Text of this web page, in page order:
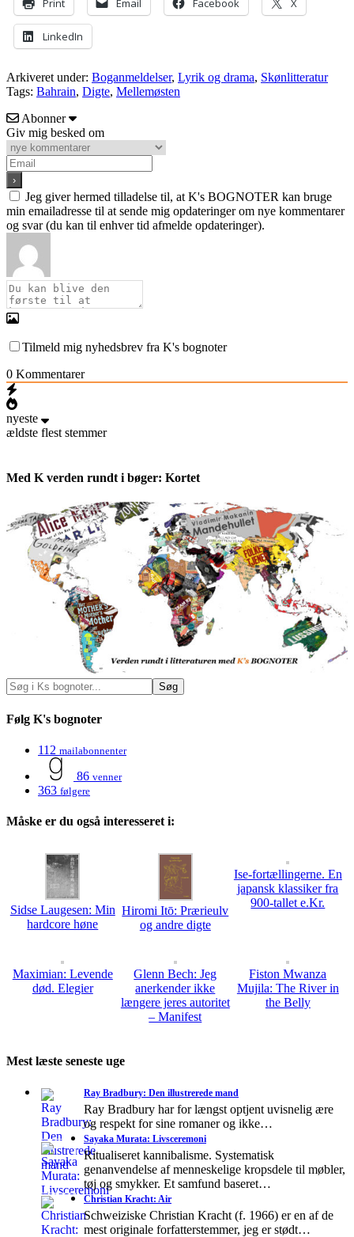
Print Email Facebook X
LinkedIn
Arkiveret under: Boganmeldelser, Lyrik og drama, Skønlitteratur
Tags: Bahrain, Digte, Mellemøsten
Abonner
Giv mig besked om
Jeg giver hermed tilladelse til, at K's BOGNOTER kan bruge
min emailadresse til at sende mig opdateringer om nye kommentarer
og svar (du kan til enhver tid afmelde opdateringer).
Tilmeld mig nyhedsbrev fra K's bognoter
0 Kommentarer
nyeste
ældste flest stemmer
Med K verden rundt i bøger: Kortet
Følg K's bognoter
112 mailabonnenter
86 venner
363 følgere
Måske er du også interesseret i:
Sidse Laugesen: Min
hardcore høne
Hiromi Itō: Prærieulv
og andre digte
Ise-fortællingerne. En
japansk klassiker fra
900-tallet e.Kr.
Maximian: Levende
død. Elegier
Glenn Bech: Jeg
anerkender ikke
længere jeres autoritet
– Manifest
Fiston Mwanza
Mujila: The River in
the Belly
Mest læste seneste uge
Ray Bradbury: Den illustrerede mand
Ray Bradbury har for længst optjent uvisnelig ære
og respekt for sine romaner og ikke…
Sayaka Murata: Livsceremoni
Ritualiseret kannibalisme. Systematisk
genanvendelse af menneskelige kropsdele til møbler,
tøj og smykker. Et samfund baseret…
Christian Kracht: Air
Schweiziske Christian Kracht (f. 1966) er en af de
mest originale forfatterstemmer, jeg er stødt…